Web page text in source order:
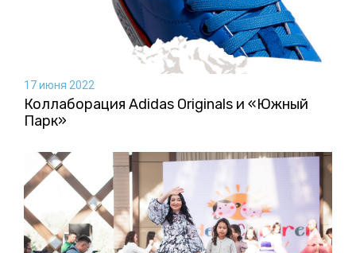
17 июня 2022
Коллаборация Аdidas Originals и «Южный
Парк»